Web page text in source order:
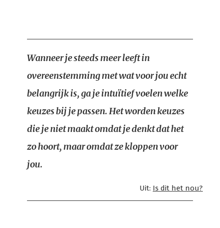
Wanneer je steeds meer leeft in
overeenstemming met wat voor jou echt
belangrijk is, ga je intuïtief voelen welke
keuzes bij je passen. Het worden keuzes
die je niet maakt omdat je denkt dat het
zo hoort, maar omdat ze kloppen voor
jou.
Uit: Is dit het nou?